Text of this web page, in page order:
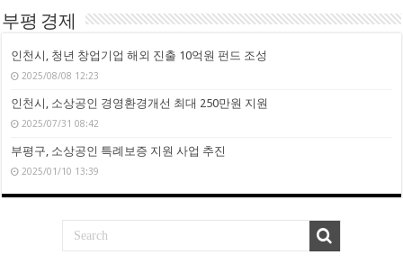
부평 경제
인천시, 청년 창업기업 해외 진출 10억원 펀드 조성
2025/08/08 12:23
인천시, 소상공인 경영환경개선 최대 250만원 지원
2025/07/31 08:42
부평구, 소상공인 특례보증 지원 사업 추진
2025/01/10 13:39